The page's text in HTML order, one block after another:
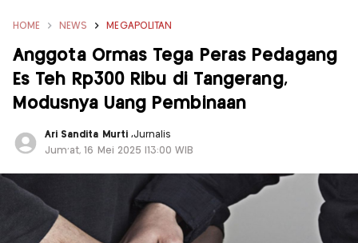
HOME NEWS MEGAPOLITAN
Anggota Ormas Tega Peras Pedagang
Es Teh Rp300 Ribu di Tangerang,
Modusnya Uang Pembinaan
Ari Sandita Murti ,Jurnalis
Jum'at, 16 Mei 2025 |13:00 WIB